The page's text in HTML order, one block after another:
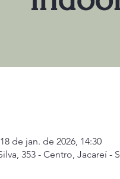
de jan. de 2026, 14:30
353 - Centro, Jacareí -